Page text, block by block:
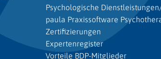
Psychologische
paula Praxissoftware
Zertifizierungen
Expertenregister
Vorteile BDP-Mitglieder